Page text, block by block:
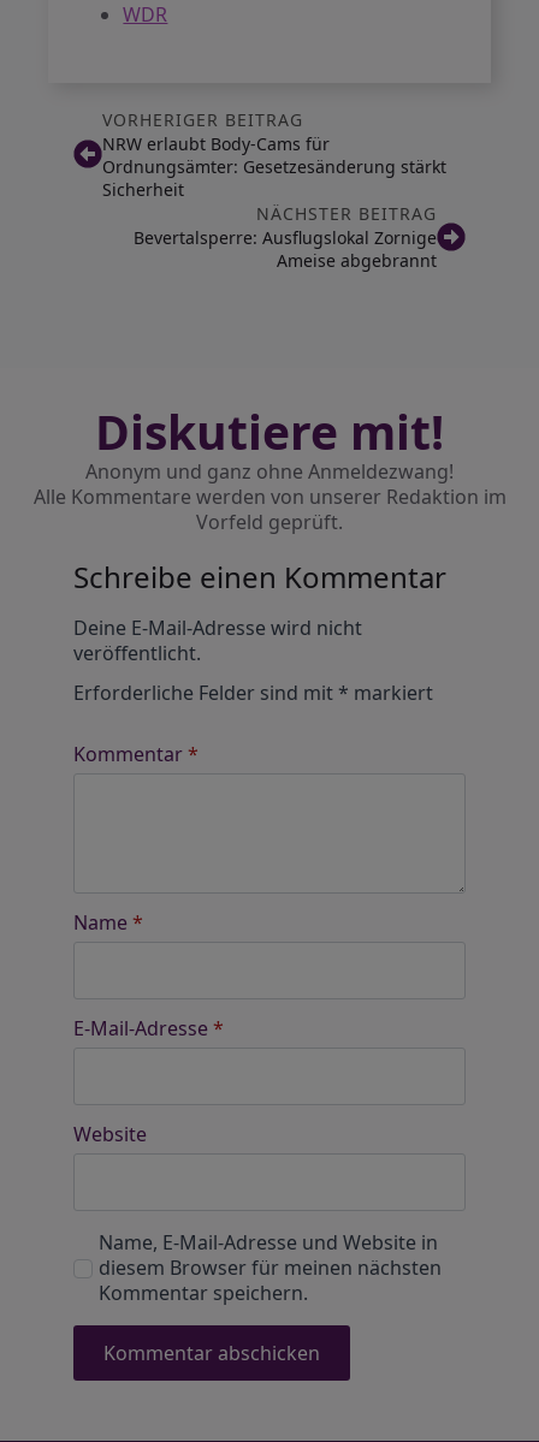
WDR
VORHERIGER BEITRAG
NRW erlaubt Body-Cams für
Ordnungsämter: Gesetzesänderung stärkt
Sicherheit
NÄCHSTER BEITRAG
Bevertalsperre: Ausflugslokal Zornige
Ameise abgebrannt
Diskutiere mit!
Anonym und ganz ohne Anmeldezwang!
Alle Kommentare werden von unserer Redaktion im
Vorfeld geprüft.
Schreibe einen Kommentar
Deine E-Mail-Adresse wird nicht
veröffentlicht.
Erforderliche Felder sind mit* markiert
Kommentar*
Name *
E-Mail-Adresse *
Website
Name, E-Mail-Adresse und Website in
diesem Browser für meinen nächsten
Kommentar speichern.